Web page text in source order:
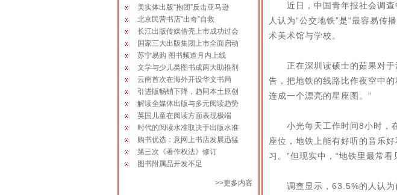
2013-11-08 征稿：《中国实力派
书画家》丛书征稿启事！
2012-08-16 严正申明：凡属我社
正式合格出版物，我社在核准、备案的
基础上，均在“版权查询”栏目予以公开
展示，欢迎广大读者监督、查询！
美实体出版“抱团”反击亚马逊
北京民营书店“出奇”自救
长江出版传媒借壳上市成功过会
国家三大出版集团上市全面启动
苏宁易购 图书频道月内上线
文学与少儿类图书成两大助推剂
云南首次在海外开设华文书局
引进版畅销下降，趋同本土原创
解读全媒体出版与多元阅读趋势
英国儿童在阅读方面表现极端
时代的阅读水准取决于出版水准
购书优选：意网上书店发展迅猛
第三次《著作权法》修订
图书附属品开发不足
>>更多内容
近日，中国青年报社会调查
人认为“公交地铁”是“最容易传
术美术馆与学校。
正在深圳读硕士的茹果对于
告，把地铁的线路比作夜空中
连成一个漂亮的星座图。”
小光每天工作时间8小时，在
座位，地铁上能有好听的音乐
习。”但现实中，“地铁里最常
调查显示，63.5%的人认为自